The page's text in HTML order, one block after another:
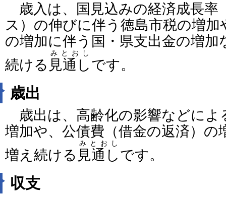
歳入は、国見込みの経済成長率
ス）の伸びに伴う徳島市税の増
の増加に伴う国・県支出金の増
続ける 見通し
みとおし
です。
歳出
歳出は、高齢化の影響などによ
増加や、公債費（借金の返済）の
増え続ける 見通し
みとおし
です。
収支